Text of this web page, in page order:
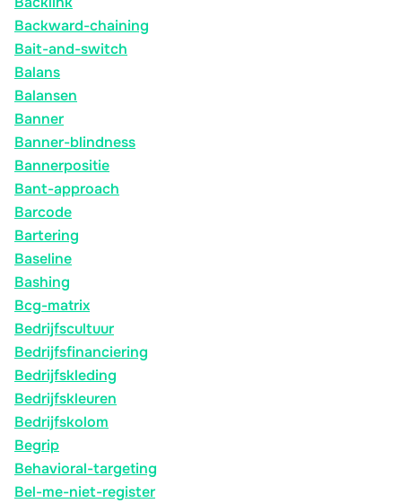
Backward-chaining
Bait-and-switch
Balans
Balansen
Banner
Banner-blindness
Bannerpositie
Bant-approach
Barcode
Bartering
Baseline
Bashing
Bcg-matrix
Bedrijfscultuur
Bedrijfsfinanciering
Bedrijfskleding
Bedrijfskleuren
Bedrijfskolom
Begrip
Behavioral-targeting
Bel-me-niet-register